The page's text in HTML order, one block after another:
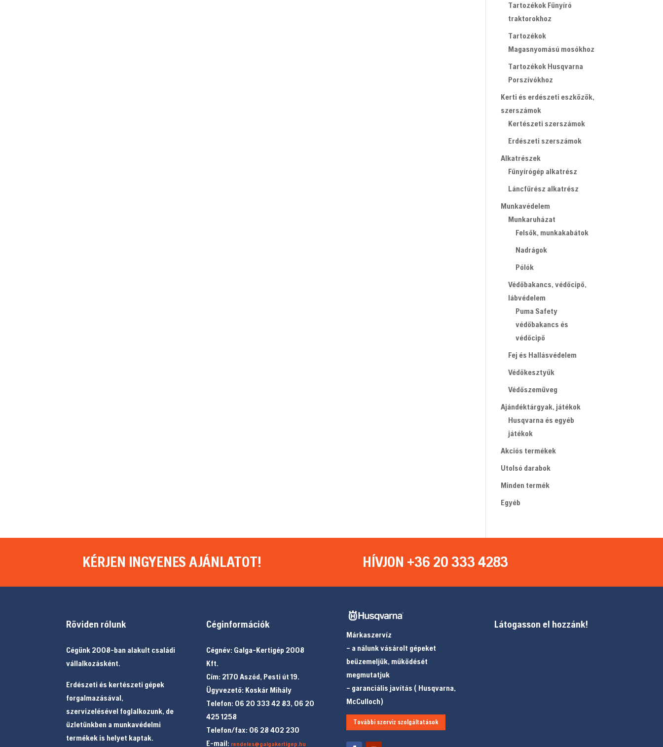
Tartozékok Fűnyíró
traktorokhoz
Tartozékok
Magasnyomású mosókhoz
Tartozékok Husqvarna
Porszívókhoz
Kerti és erdészeti eszközök,
szerszámok
Kertészeti szerszámok
Erdészeti szerszámok
Alkatrészek
Fűnyírógép alkatrész
Láncfűrész alkatrész
Munkavédelem
Munkaruházat
Felsők, munkakabátok
Nadrágok
Pólók
Védőbakancs, védőcipő,
lábvédelem
Puma Safety
védőbakancs és
védőcipő
Fej és Hallásvédelem
Védőkesztyűk
Védőszemüveg
Ajándéktárgyak, játékok
Husqvarna és egyéb
játékok
Akciós termékek
Utolsó darabok
Minden termék
Egyéb
KÉRJEN INGYENES AJÁNLATOT! HÍVJON +36 20 333 4283
Röviden rólunk
Cégünk 2008-ban alakult családi
vállalkozásként.
Erdészeti és kertészeti gépek
forgalmazásával,
szervizelésével foglalkozunk, de
üzletünkben a munkavédelmi
termékek is helyet kaptak.
Céginformációk
Cégnév: Galga-Kertigép 2008
Kft.
Cím: 2170 Aszód, Pesti út 19.
Ügyvezető: Koskár Mihály
Telefon: 06 20 333 42 83, 06 20
425 1258
Telefon/fax: 06 28 402 230
E-mail: rendeles@galgakertigep.hu
Márkaszervíz
– a nálunk vásárolt gépeket
beüzemeljük, működését
megmutatjuk
– garanciális javítás ( Husqvarna,
McCulloch)
További szerviz szolgáltatások
Látogasson el hozzánk!